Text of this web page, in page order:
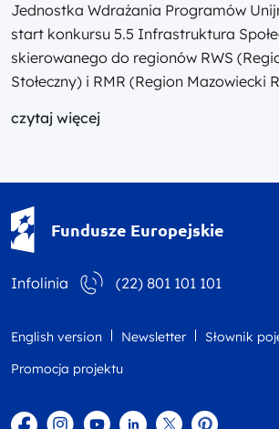
Jednostka Wdrażania Programów
start konkursu 5.5 Infrastruktura
skierowanego do regionów RWS
Stołeczny) i RMR (Region Mazowiecki
czytaj więcej
Fundusze Europejskie
Infolinia (22) 801 101 101
English version Newsletter
Słownik
Promocja projektu
FacebookInstagram
YouTubeLinkedintwitterPinterest